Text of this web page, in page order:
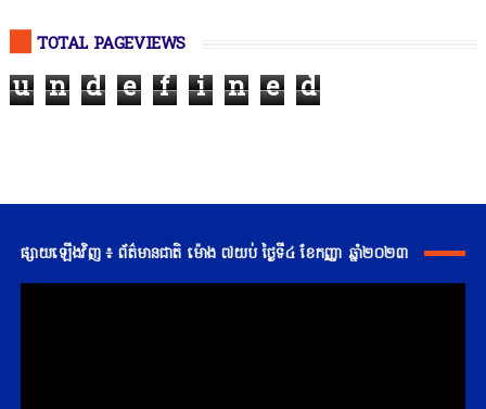
TOTAL PAGEVIEWS
u n d e f i n e d
ផ្សាយឡើងវិញ ៖ ព័ត៌មានជាតិ ម៉ោង ៧យប់ ថ្ងៃទី៤ ខែកញ្ញា ឆ្នាំ២០២៣